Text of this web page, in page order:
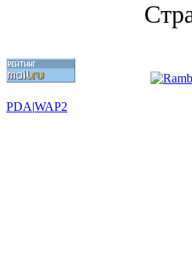
PDA|WAP2